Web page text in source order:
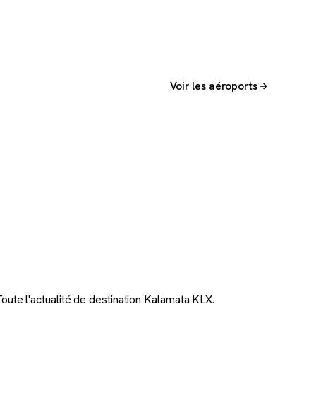
Voir les aéroports
l'actualité de destination Kalamata KLX.